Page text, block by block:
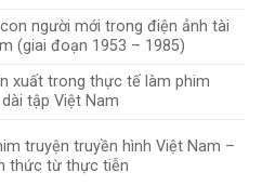
người mới trong điện ảnh tài
(giai đoạn 1953 – 1985)
xuất trong thực tế làm phim
tập Việt Nam
truyện truyền hình Việt Nam –
thức từ thực tiễn